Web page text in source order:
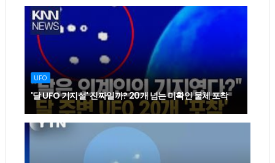
UFO
'달 UFO 기지설' 진짜일까? 20개 넘는 미확인 물체 포착